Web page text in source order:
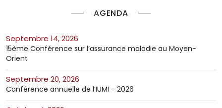
AGENDA
septembre 14, 2026
15ème Conférence sur l’assurance maladie au Moyen-
Orient
septembre 20, 2026
Conférence annuelle de l’IUMI - 2026